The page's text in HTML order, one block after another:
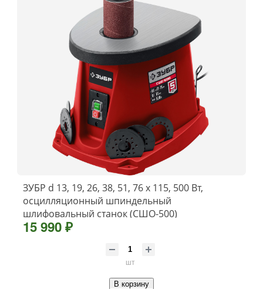
ЗУБР d 13, 19, 26, 38, 51, 76 x 115, 500 Вт,
осцилляционный шпиндельный
шлифовальный станок (СШО-500)
15 990 ₽
шт
В корзину